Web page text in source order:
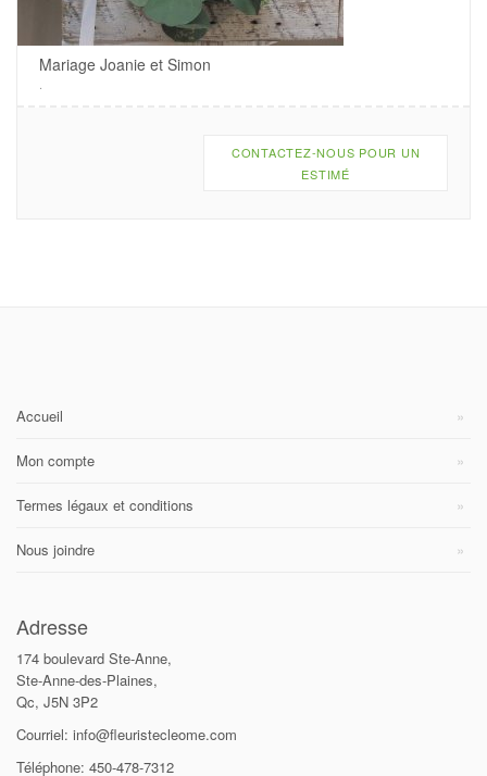
Mariage Joanie et Simon
CONTACTEZ-NOUS POUR UN
ESTIMÉ
Accueil
Mon compte
Termes légaux et conditions
Nous joindre
Adresse
174 boulevard Ste-Anne,
Ste-Anne-des-Plaines,
Qc, J5N 3P2
Courriel: info@fleuristecleome.com
Téléphone: 450-478-7312